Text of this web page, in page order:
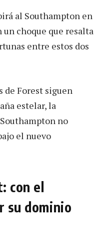
al Southampton en
un choque que resalta
entre estos dos
de Forest siguen
estelar, la
no
el nuevo
con el
su dominio